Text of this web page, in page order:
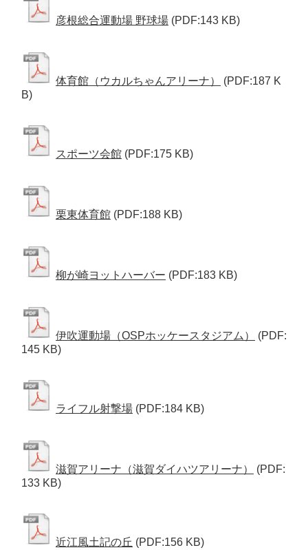
彦根総合運動場 野球場 (PDF:143 KB)
体育館（ウカルちゃんアリーナ）
(PDF:187 K
B)
スポーツ会館 (PDF:175 KB)
栗東体育館 (PDF:188 KB)
柳が崎ヨットハーバー (PDF:183 KB)
伊吹運動場（OSPホッケースタジアム）
(PDF:
145 KB)
ライフル射撃場 (PDF:184 KB)
滋賀アリーナ（滋賀ダイハツアリーナ）
(PDF:
133 KB)
近江風土記の丘 (PDF:156 KB)